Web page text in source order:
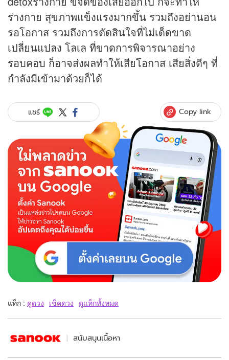
ร่างกาย สุขภาพแข็งแรงมากขึ้น รวมถึงอย่านอน
รอโอกาส รวมถึงการตัดสินใจที่ไม่เด็ดขาด
เปลี่ยนแปลง โลเล ที่ขาดการพิจารณาอย่าง
รอบคอบ ก็อาจส่งผลทำให้เสียโอกาส เสียสิ่งดีๆ ที่
กำลังมีเข้ามาด้วยก็ได้
แชร์ Copy link
แท็ก : ดูดวง เช็คดวง ดูแท็กทั้งหมด
สนับสนุนเนื้อหา